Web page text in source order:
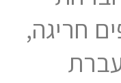
חריגה,